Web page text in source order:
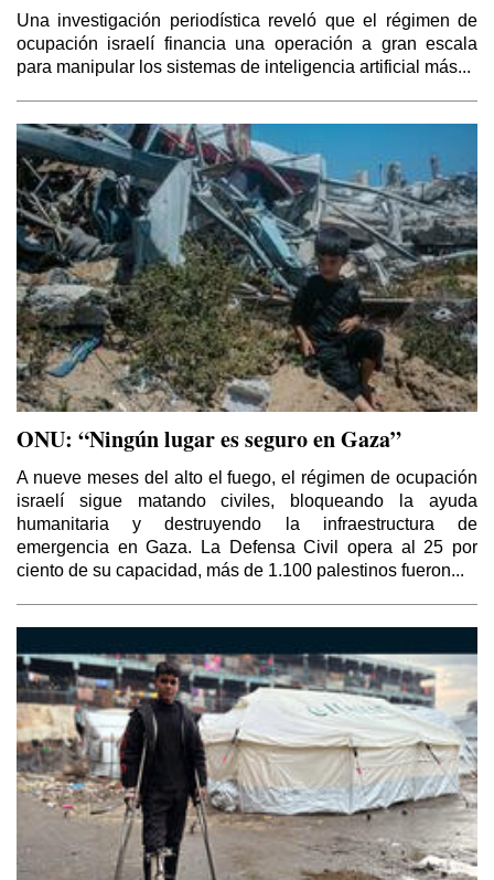
Una investigación periodística reveló que el régimen de
ocupación israelí financia una operación a gran escala
para manipular los sistemas de inteligencia artificial más...
ONU: “Ningún lugar es seguro en Gaza”
A nueve meses del alto el fuego, el régimen de ocupación
israelí sigue matando civiles, bloqueando la ayuda
humanitaria y destruyendo la infraestructura de
emergencia en Gaza. La Defensa Civil opera al 25 por
ciento de su capacidad, más de 1.100 palestinos fueron...